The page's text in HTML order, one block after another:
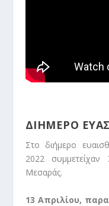
ΔΙΗΜΕΡΟ
Στο διήμερο
2022
Μεσαράς.
13 Απριλίου,